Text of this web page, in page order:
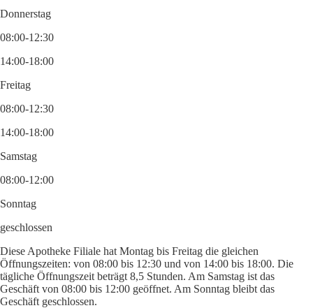
Donnerstag
08:00-12:30
14:00-18:00
Freitag
08:00-12:30
14:00-18:00
Samstag
08:00-12:00
Sonntag
geschlossen
Diese Apotheke Filiale hat Montag bis Freitag die gleichen
Öffnungszeiten: von 08:00 bis 12:30 und von 14:00 bis 18:00. Die
tägliche Öffnungszeit beträgt 8,5 Stunden. Am Samstag ist das
Geschäft von 08:00 bis 12:00 geöffnet. Am Sonntag bleibt das
Geschäft geschlossen.